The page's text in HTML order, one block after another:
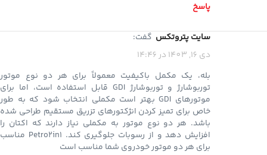
پاسخ
سایت پتروتکس گفت:
دی 16, 1403 در 14:46
بله، یک مکمل باکیفیت معمولاً برای هر دو نوع موتور
توربوشارژ و توربوشارژ GDI قابل استفاده است، اما برای
موتورهای GDI بهتر است مکملی انتخاب شود که به طور
خاص برای تمیز کردن انژکتورهای تزریق مستقیم طراحی شده
باشد. هر دو نوع موتور به مکملی نیاز دارند که اکتان را
افزایش دهد و از رسوبات جلوگیری کند. Petro2in1 مناسب
برای هر دو موتور خودروی شما مناسب است